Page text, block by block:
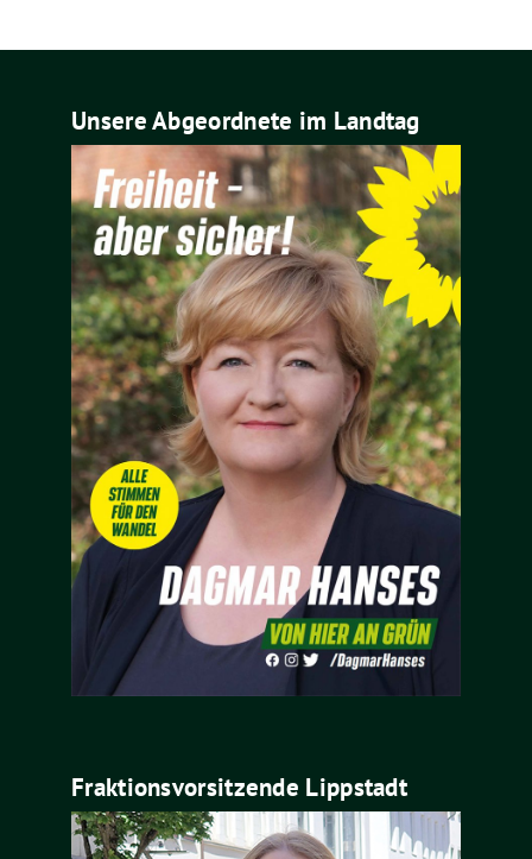
Unsere Abgeordnete im Landtag
Fraktionsvorsitzende Lippstadt